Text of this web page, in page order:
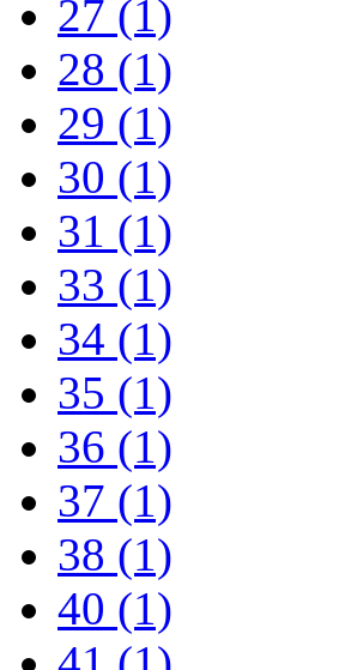
27 (1)
28 (1)
29 (1)
30 (1)
31 (1)
33 (1)
34 (1)
35 (1)
36 (1)
37 (1)
38 (1)
40 (1)